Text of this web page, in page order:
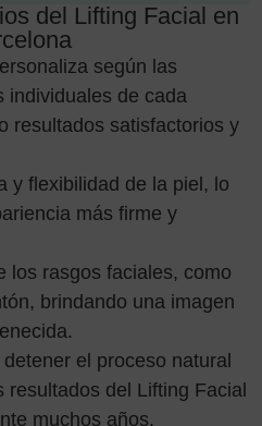
del Lifting Facial en
según las
individuales de cada
resultados satisfactorios y
y flexibilidad de la piel, lo
más firme y
los rasgos faciales, como
brindando una imagen
el proceso natural
resultados del Lifting Facial
muchos años.